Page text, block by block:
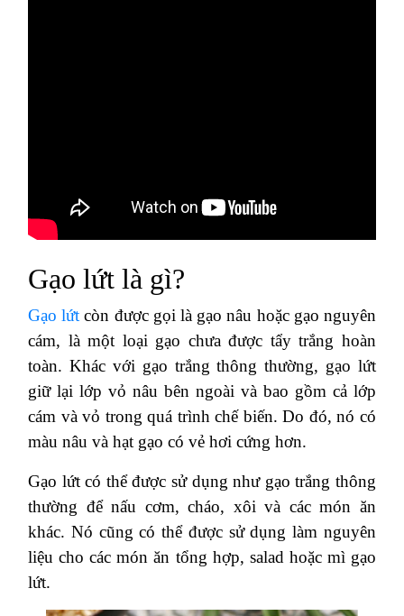
Gạo lứt là gì?
Gạo lứtcòn được gọi là gạo nâu hoặc gạo nguyên
cám, là một loại gạo chưa được tẩy trắng hoàn
toàn. Khác với gạo trắng thông thường, gạo lứt
giữ lại lớp vỏ nâu bên ngoài và bao gồm cả lớp
cám và vỏ trong quá trình chế biến. Do đó, nó có
màu nâu và hạt gạo có vẻ hơi cứng hơn.
Gạo lứt có thể được sử dụng như gạo trắng thông
thường để nấu cơm, cháo, xôi và các món ăn
khác. Nó cũng có thể được sử dụng làm nguyên
liệu cho các món ăn tổng hợp, salad hoặc mì gạo
lứt.